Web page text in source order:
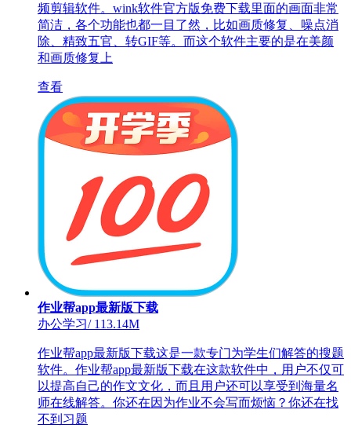
频剪辑软件。wink软件官方版免费下载里面的画面非常
简洁，各个功能也都一目了然，比如画质修复、噪点消
除、精致五官、转GIF等。而这个软件主要的是在美颜
和画质修复上
查看
作业帮app最新版下载
办公学习/113.14M
作业帮app最新版下载这是一款专门为学生们解答的搜题
软件。作业帮app最新版下载在这款软件中，用户不仅可
以提高自己的作文文化，而且用户还可以享受到海量名
师在线解答。你还在因为作业不会写而烦恼？你还在找
不到习题